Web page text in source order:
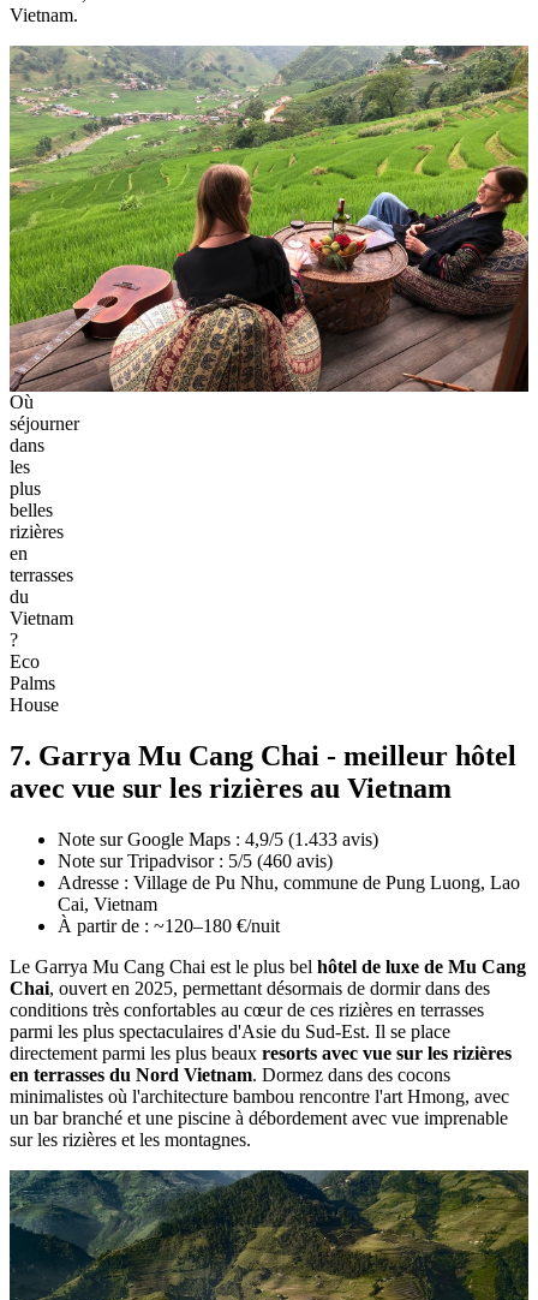
Vietnam.
Où
séjourner
dans
les
plus
belles
rizières
en
terrasses
du
Vietnam
?
Eco
Palms
House
7. Garrya Mu Cang Chai - meilleur hôtel
avec vue sur les rizières au Vietnam
Note sur Google Maps : 4,9/5 (1.433 avis)
Note sur Tripadvisor : 5/5 (460 avis)
Adresse : Village de Pu Nhu, commune de Pung Luong, Lao
Cai, Vietnam
À partir de : ~120–180 €/nuit
Le Garrya Mu Cang Chai est le plus bel hôtel de luxe de Mu Cang
Chai, ouvert en 2025, permettant désormais de dormir dans des
conditions très confortables au cœur de ces rizières en terrasses
parmi les plus spectaculaires d'Asie du Sud-Est. Il se place
directement parmi les plus beaux resorts avec vue sur les rizières
en terrasses du Nord Vietnam. Dormez dans des cocons
minimalistes où l'architecture bambou rencontre l'art Hmong, avec
un bar branché et une piscine à débordement avec vue imprenable
sur les rizières et les montagnes.